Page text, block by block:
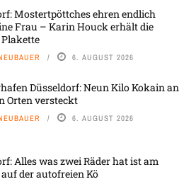
Mostertpöttches ehren endlich
Frau – Karin Houck erhält die
6. AUGUST 2026
Düsseldorf: Neun Kilo Kokain an
Orten versteckt
6. AUGUST 2026
Alles was zwei Räder hat ist am
der autofreien Kö